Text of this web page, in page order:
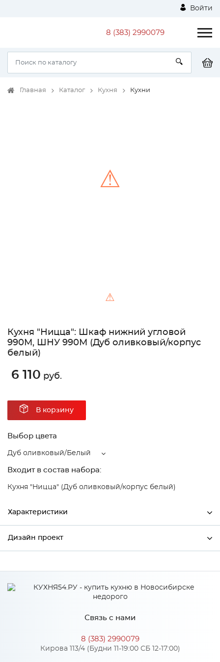
Войти
8 (383) 2990079
Главная Каталог Кухня Кухни
⚠
⚠
Кухня "Ницца": Шкаф нижний угловой
990М, ШНУ 990М (Дуб оливковый/корпус
белый)
6 110 руб.
В корзину
Выбор цвета
Дуб оливковый/Белый
Входит в состав набора:
Кухня "Ницца" (Дуб оливковый/корпус белый)
Характеристики
Ширина
Сурская мебель
Дуб оливковый/Белый
МДФ
Дизайн проект
*
Связь с нами
8 (383) 2990079
Кирова 113/4 (Будни 11-19:00 СБ 12-17:00)